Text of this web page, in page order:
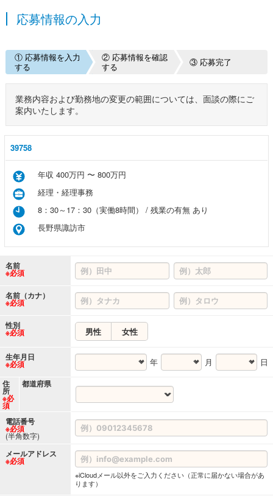
応募情報の入力
① 応募情報を入力
する
② 応募情報を確認
する
③ 応募完了
業務内容および勤務地の変更の範囲については、面談の際にご
案内いたします。
39758
年収 400万円 〜 800万円
経理・経理事務
8：30～17：30（実働8時間） / 残業の有無 あり
長野県諏訪市
名前
※必須
名前（カナ）
※必須
性別
※必須 男性 女性
生年月日
※必須 年 月 日
住
所
※必
須
都道府県
電話番号
※必須
(半角数字)
メールアドレス
※必須
※iCloudメール以外をご入力ください（正常に届かない場合があ
ります）